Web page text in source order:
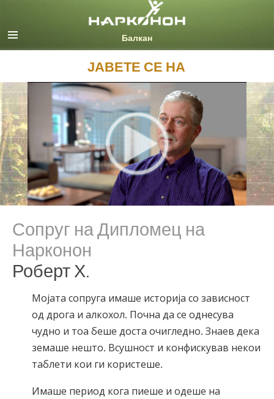
English
Сите региони/јазици
ЈАВЕТЕ СЕ НА
Сопруг на Дипломец на
Нарконон
Роберт Х.
Мојата сопруга имаше историја со зависност
од дрога и алкохол. Почна да се однесува
чудно и тоа беше доста очигледно. Знаев дека
земаше нешто. Всушност и конфискував некои
таблети кои ги користеше.
Имаше период кога пиеше и одеше на